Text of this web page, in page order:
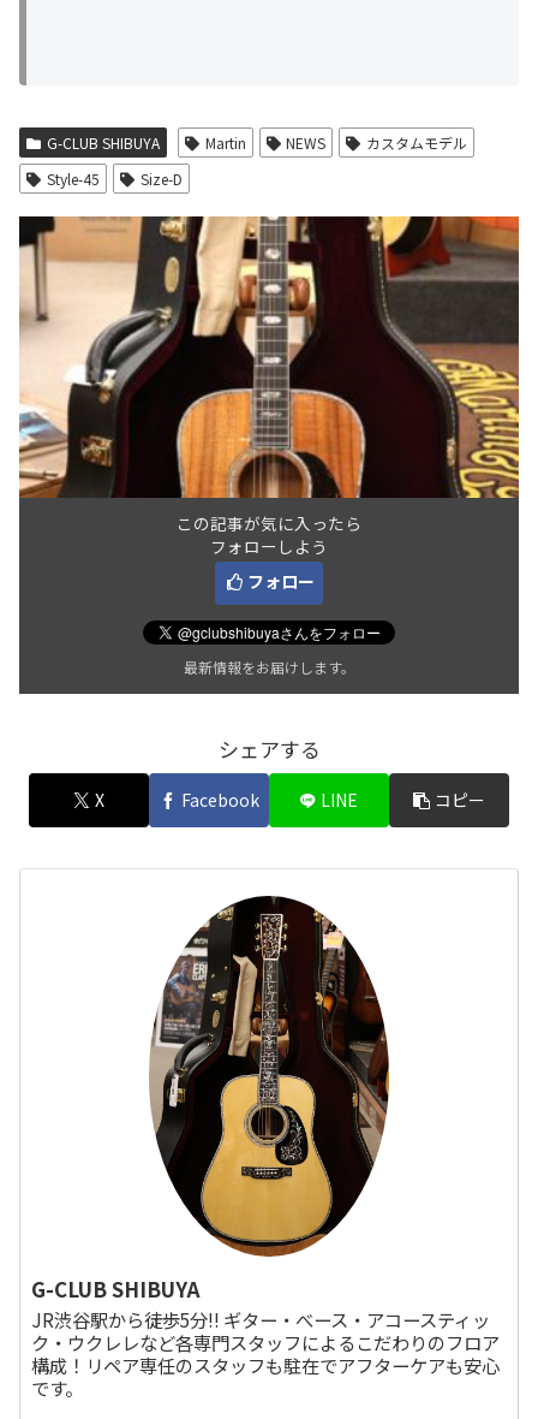
G-CLUB SHIBUYA Martin NEWS
カスタムモデル
Style-45
Size-D
この記事が気に入ったら
フォローしよう
フォロー
最新情報をお届けします。
シェアする
X Facebook LINE コピー
G-CLUB SHIBUYA
JR渋谷駅から徒歩5分!! ギター・べース・アコースティッ
ク・ウクレレなど各専門スタッフによるこだわりのフロア
構成！リペア専任のスタッフも駐在でアフターケアも安心
です。